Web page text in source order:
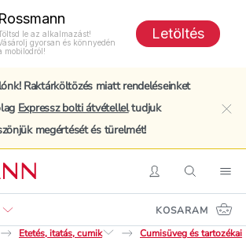
Rossmann
le az alkalmazást!
gyorsan és könnyedén
mobilodról!
Letöltés
Raktárköltözés miatt rendeléseinket
Expressz bolti átvételleltudjuk
megértését és türelmét!
BelépésKeresés
KOSARAM
Etetés, itatás, cumik Cumisüveg és tartozékai